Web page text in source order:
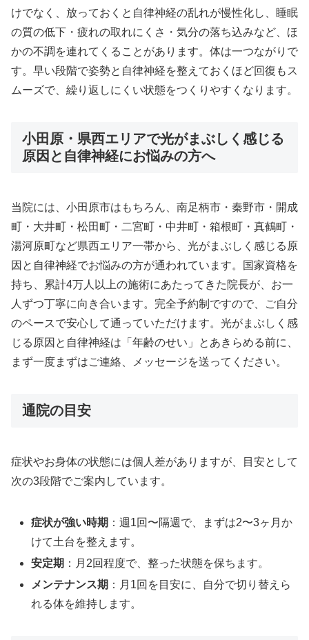
けでなく、放っておくと自律神経の乱れが慢性化し、睡眠
の質の低下・疲れの取れにくさ・気分の落ち込みなど、ほ
かの不調を連れてくることがあります。体は一つながりで
す。早い段階で姿勢と自律神経を整えておくほど回復もス
ムーズで、繰り返しにくい状態をつくりやすくなります。
小田原・県西エリアで光がまぶしく感じる
原因と自律神経にお悩みの方へ
当院には、小田原市はもちろん、南足柄市・秦野市・開成
町・大井町・松田町・二宮町・中井町・箱根町・真鶴町・
湯河原町など県西エリア一帯から、光がまぶしく感じる原
因と自律神経でお悩みの方が通われています。国家資格を
持ち、累計4万人以上の施術にあたってきた院長が、お一
人ずつ丁寧に向き合います。完全予約制ですので、ご自分
のペースで安心して通っていただけます。光がまぶしく感
じる原因と自律神経は「年齢のせい」とあきらめる前に、
まず一度まずはご連絡、メッセージを送ってください。
通院の目安
症状やお身体の状態には個人差がありますが、目安として
次の3段階でご案内しています。
症状が強い時期 ：週1回〜隔週で、まずは2〜3ヶ月か
けて土台を整えます。
安定期 ：月2回程度で、整った状態を保ちます。
メンテナンス期 ：月1回を目安に、自分で切り替えら
れる体を維持します。